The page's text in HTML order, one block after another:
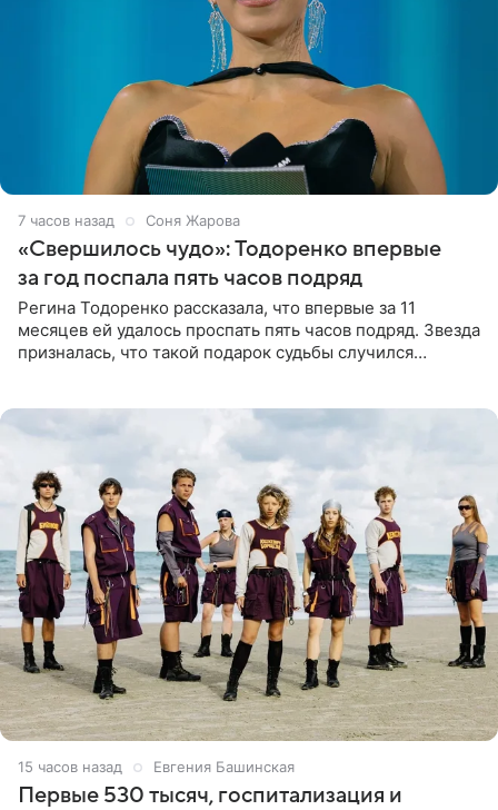
7 часов назад Соня Жарова
«Свершилось чудо»: Тодоренко впервые
за год поспала пять часов подряд
Регина Тодоренко рассказала, что впервые за 11
месяцев ей удалось проспать пять часов подряд. Звезда
призналась, что такой подарок судьбы случился
15 часов назад Евгения Башинская
Первые 530 тысяч, госпитализация и